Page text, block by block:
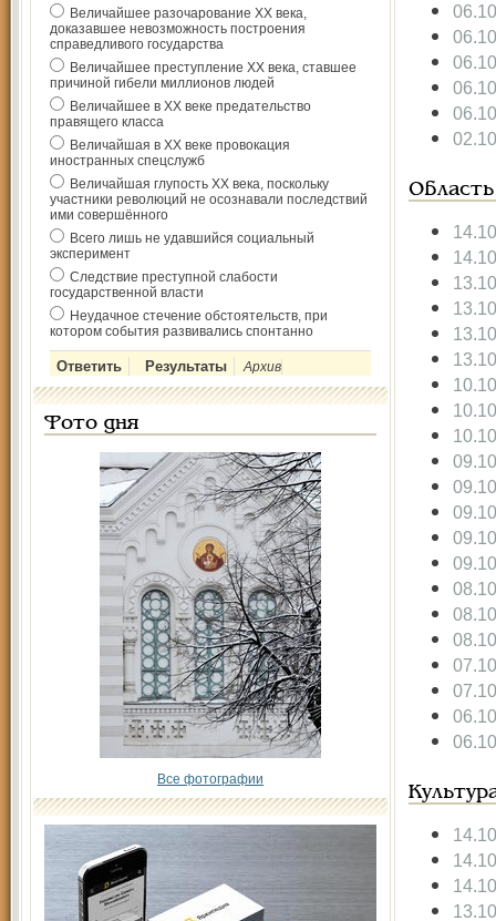
Величайшее разочарование ХХ века,
доказавшее невозможность построения
справедливого государства
Величайшее преступление ХХ века, ставшее
причиной гибели миллионов людей
Величайшее в ХХ веке предательство
правящего класса
Величайшая в ХХ веке провокация
иностранных спецслужб
Величайшая глупость ХХ века, поскольку
участники революций не осознавали последствий
ими совершённого
Всего лишь не удавшийся социальный
эксперимент
Следствие преступной слабости
государственной власти
Неудачное стечение обстоятельств, при
котором события развивались спонтанно
Архив
Фото дня
Все фотографии
Область